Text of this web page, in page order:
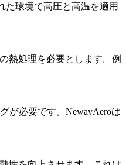
た環境で高圧と高温を適用
熱処理を必要とします。例
が必要です。 NewayAeroは